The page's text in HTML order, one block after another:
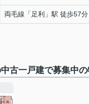
両毛線 「 足利 」駅 徒歩57分
古一戸建で募集中